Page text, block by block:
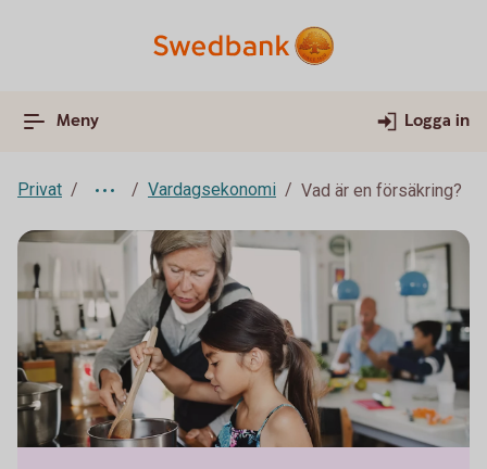
Meny Logga in
Privat Vardagsekonomi Vad är en försäkring?